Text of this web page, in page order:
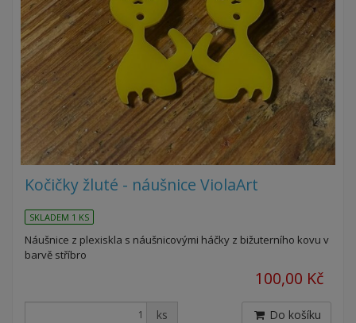
Kočičky žluté - náušnice ViolaArt
SKLADEM 1 KS
Náušnice z plexiskla s náušnicovými háčky z bižuterního kovu v
barvě stříbro
100,00 Kč
ks Do košíku